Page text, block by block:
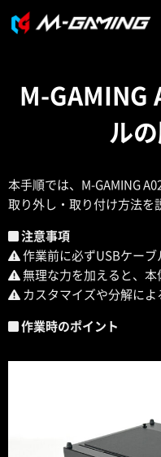
M-
ル
本手順では、M-GAMING
取り外し・取り付け方法を
注意事項
作業前に必ずUSBケー
無理な力を加えると、
カスタマイズや分解に
作業時のポイント